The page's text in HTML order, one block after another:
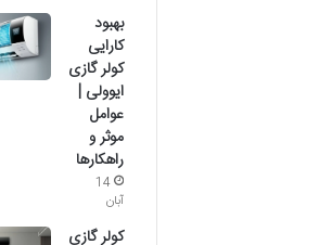
بهبود
کارایی
کولر گازی
ایوولی |
عوامل
موثر و
راهکارها
14
آبان
کولر گازی